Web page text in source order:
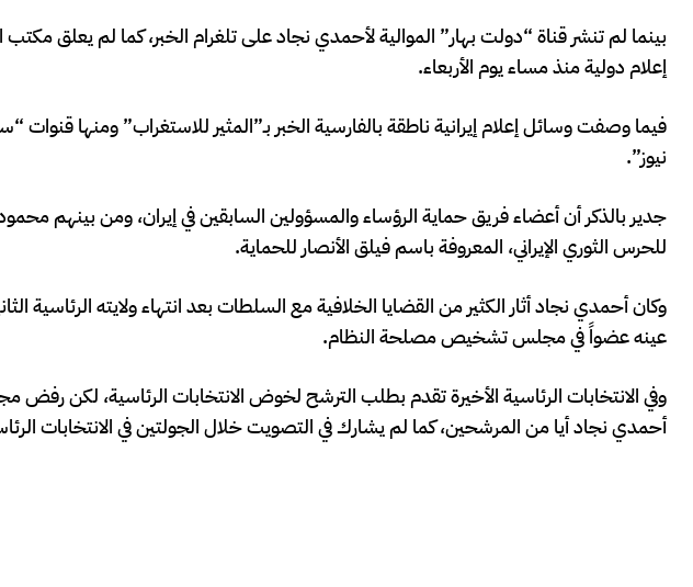
بينما لم تنشر قناة “دولت بهار” الموالية لأحمدي نجاد على تلغرام الخبر، كما لم يعلق مكتب
إعلام دولية منذ مساء يوم الأربعاء.
فيما وصفت وسائل إعلام إيرانية ناطقة بالفارسية الخبر بـ”المثير للاستغراب” ومنها
نيوز”.
جدير بالذكر أن أعضاء فريق حماية الرؤساء والمسؤولين السابقين في إيران، ومن بينهم
للحرس الثوري الإيراني، المعروفة باسم فيلق الأنصار للحماية.
وكان أحمدي نجاد أثار الكثير من القضايا الخلافية مع السلطات بعد انتهاء ولايته الرئاسية
عينه عضواً في مجلس تشخيص مصلحة النظام.
وفي الانتخابات الرئاسية الأخيرة تقدم بطلب الترشح لخوض الانتخابات الرئاسية، لكن رفض
أحمدي نجاد أيا من المرشحين، كما لم يشارك في التصويت خلال الجولتين في الانتخابات